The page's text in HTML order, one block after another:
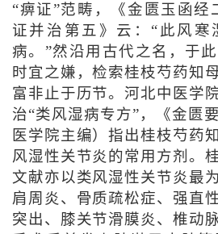
“痹证”范畴，《金匮玉函经
证并治第五》云：“此风寒
病。”然沿用古代之名，于
时宜之嫌，检索桂枝芍药知
富非止于历节。河北中医学
治“类风湿病专方”，《金匮
医学院主编）指出桂枝芍药
风湿性关节炎的常用方剂。
文献亦以类风湿性关节炎最
肩周炎、骨质疏松症、强直
突出、膝关节滑膜炎、椎动